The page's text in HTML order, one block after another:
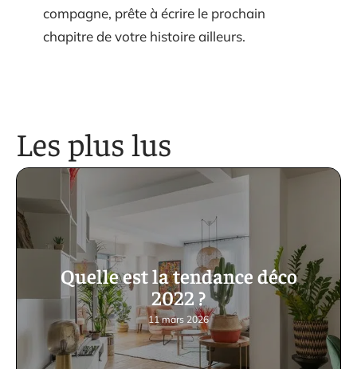
compagne, prête à écrire le prochain
chapitre de votre histoire ailleurs.
Les plus lus
Quelle est la tendance déco
2022 ?
11 mars 2026